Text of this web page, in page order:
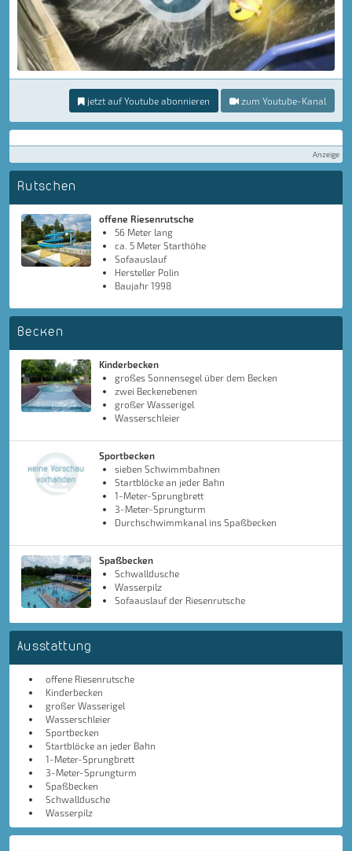
jetzt auf Youtube abonnieren zum Youtube-Kanal
Anzeige
Rutschen
offene Riesenrutsche
56 Meter lang
ca. 5 Meter Starthöhe
Sofaauslauf
Hersteller Polin
Baujahr 1998
Becken
Kinderbecken
großes Sonnensegel über dem Becken
zwei Beckenebenen
großer Wasserigel
Wasserschleier
Sportbecken
sieben Schwimmbahnen
Startblöcke an jeder Bahn
1-Meter-Sprungbrett
3-Meter-Sprungturm
Durchschwimmkanal ins Spaßbecken
Spaßbecken
Schwalldusche
Wasserpilz
Sofaauslauf der Riesenrutsche
Ausstattung
offene Riesenrutsche
Kinderbecken
großer Wasserigel
Wasserschleier
Sportbecken
Startblöcke an jeder Bahn
1-Meter-Sprungbrett
3-Meter-Sprungturm
Spaßbecken
Schwalldusche
Wasserpilz